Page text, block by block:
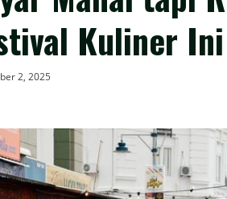
Kuliner
2, 2025